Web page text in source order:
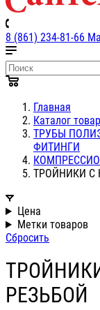
8 (861) 234-81-66
Главная
Каталог
ТРУБЫ
ФИТИНГИ
ТРОЙНИКИ С
Цена
Метки товаров
Сбросить
РЕЗЬБОЙ